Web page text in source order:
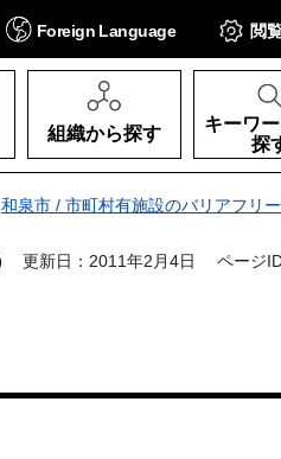
Foreign Language 閲
組織から探す
キーワ
探
和泉市 / 市町村有施設のバリアフリ
更新日：2011年2月4日 ページ